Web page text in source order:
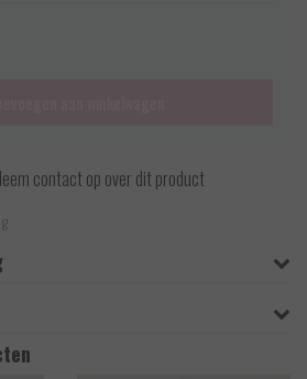
contact op over dit product